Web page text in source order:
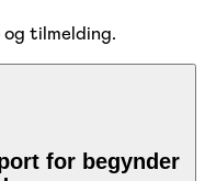
tilmelding.
for begynder